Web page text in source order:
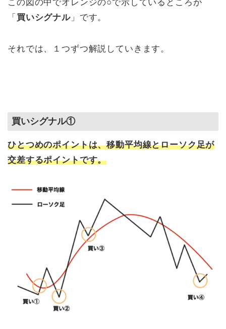
この図の中でオレンジの○で示しているところが
「 買いシグナル」です。
それでは、１つずつ解説していきます。
買いシグナル①
ひとつめのポイントは、移動平均線とローソク足が
交差するポイントです。